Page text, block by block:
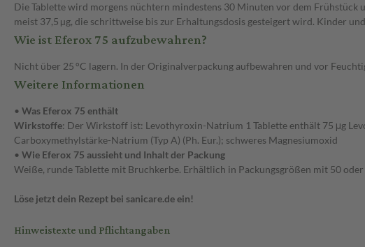
Die Tablette wird morgens nüchtern mindestens 30 Minuten vor dem
meist 37,5 µg, die schrittweise bis zur Erhaltungsdosis gesteigert wird. Kinder
Wie ist Eferox 75 aufzubewahren?
Nicht über 25 °C lagern. In der Originalverpackung aufbewahren und vor
Weitere Informationen
• Was Eferox 75 enthält
Wirkstoffe: Der Wirkstoff ist: Levothyroxin-Natrium 1 Tablette enthält 75 μg
Carboxymethylstärke-Natrium (Typ A) (Ph. Eur.); schweres Magnesiumoxid
• Wie Eferox 75 aussieht und Inhalt der Packung
Weiße, runde Tablette mit Bruchkerbe. Erhältlich in Packungsgrößen mit 50 oder
Löse jetzt dein Rezept bei sanicare.de ein!
Hinweistexte und Pflichtangaben